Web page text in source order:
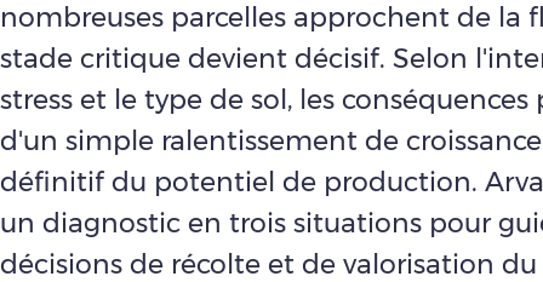
nombreuses parcelles approchent de la
stade critique devient décisif. Selon
stress et le type de sol, les
d'un simple ralentissement de
définitif du potentiel de production.
un diagnostic en trois situations pour
décisions de récolte et de valorisation du